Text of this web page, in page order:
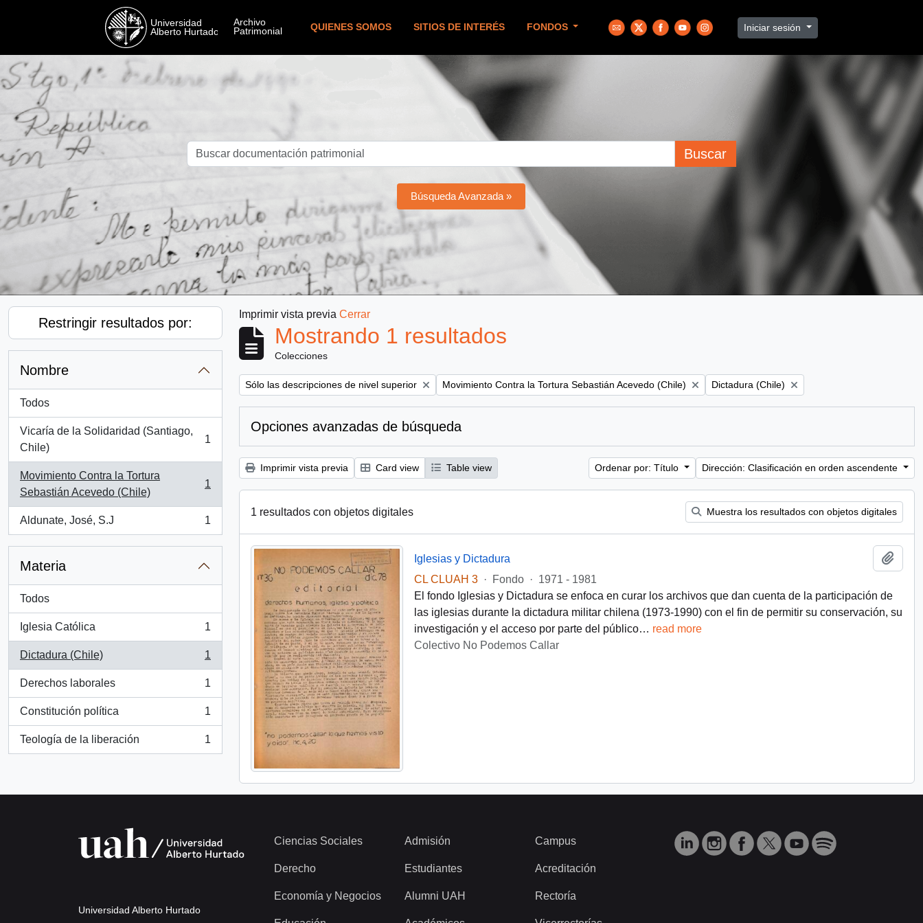
QUIENES SOMOS SITIOS DE INTERÉS FONDOS Iniciar sesión
Buscar
Búsqueda Avanzada »
Restringir resultados por:
Nombre
Todos
Vicaría de la Solidaridad (Santiago,
Chile)
, 1 resultados
1
Movimiento Contra la Tortura
Sebastián Acevedo (Chile)
, 1 resultados
1
Aldunate, José, S.J
, 1 resultados
1
Materia
Todos
Iglesia Católica
, 1 resultados
1
Dictadura (Chile)
, 1 resultados
1
Derechos laborales
, 1 resultados
1
Constitución política
, 1 resultados
1
Teología de la liberación
, 1 resultados
1
Imprimir vista previa Cerrar
Mostrando 1 resultados
Colecciones
Remove filter:
Sólo las descripciones de nivel superior Remove filter:
Movimiento Contra la Tortura Sebastián Acevedo (Chile) Remove filter:
Dictadura (Chile)
Opciones avanzadas de búsqueda
Imprimir vista previa Card view Table view Ordenar por: Título Dirección: Clasificación en orden ascendente
1 resultados con objetos digitales Muestra los resultados con objetos digitales
Iglesias y Dictadura
CL CLUAH 3
· Fondo · 1971 - 1981
El fondo Iglesias y Dictadura se enfoca en curar los archivos que dan cuenta de la participación de
las iglesias durante la dictadura militar chilena (1973-1990) con el fin de permitir su conservación, su
investigación y el acceso por parte del público… read more
Colectivo No Podemos Callar
Universidad Alberto Hurtado
Ciencias Sociales
Derecho
Economía y Negocios
Admisión
Estudiantes
Alumni UAH
Campus
Acreditación
Rectoría